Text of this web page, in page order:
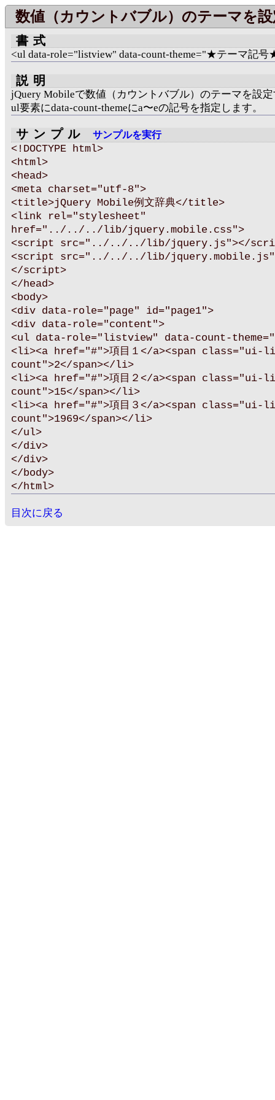
数値（カウントバブル）のテーマを
書式
<ul data-role="listview" data-count-theme="★テーマ記
説明
jQuery Mobileで数値（カウントバブル）のテーマを設
ul要素にdata-count-themeにa〜eの記号を指定します。
サンプル サンプルを実行
<!DOCTYPE html>
<html>
<head>
<meta charset="utf-8">
<title>jQuery Mobile例文辞典</title>
<link rel="stylesheet"
href="../../../lib/jquery.mobile.css">
<script src="../../../lib/jquery.js"></
<script src="../../../lib/
</script>
</head>
<body>
<div data-role="page" id="page1">
<div data-role="content">
<ul data-role="listview" data-count-
<li><a href="#">項目１</a><span class="ui-
count">2</span></li>
<li><a href="#">項目２</a><span class="ui-
count">15</span></li>
<li><a href="#">項目３</a><span class="ui-
count">1969</span></li>
</ul>
</div>
</div>
</body>
</html>
目次に戻る